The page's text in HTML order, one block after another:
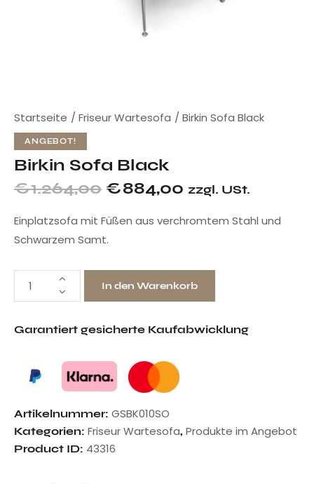
Startseite Friseur Wartesofa Birkin Sofa Black
ANGEBOT!
Birkin Sofa Black
€1.264,00 €884,00 zzgl. USt.
Einplatzsofa mit Füßen aus verchromtem Stahl und
Schwarzem Samt.
In den Warenkorb
Garantiert gesicherte Kaufabwicklung
Artikelnummer: GSBK010SO
Kategorien: Friseur Wartesofa, Produkte im Angebot
Product ID: 43316